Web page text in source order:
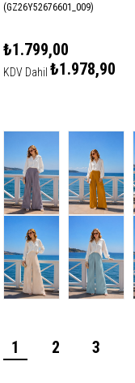
(GZ26Y52676601_009)
₺1.799,00
KDV Dahil ₺1.978,90
1 2 3